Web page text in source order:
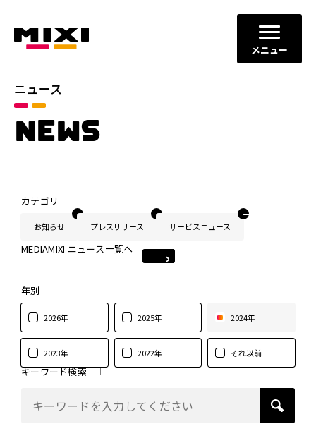
メニュー
ニュース
NEWS
カテゴリ
お知らせ プレスリリース サービスニュース
MEDIAMIXI ニュース一覧へ
年別
2026年 2025年 2024年
2023年 2022年 それ以前
キーワード検索